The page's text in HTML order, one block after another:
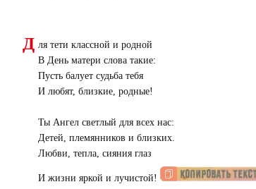
Д ля тети классной и родной
В День матери слова такие:
Пусть балует судьба тебя
И любят, близкие, родные!
Ты Ангел светлый для всех нас:
Детей, племянников и близких.
Любви, тепла, сияния глаз
И жизни яркой и лучистой!